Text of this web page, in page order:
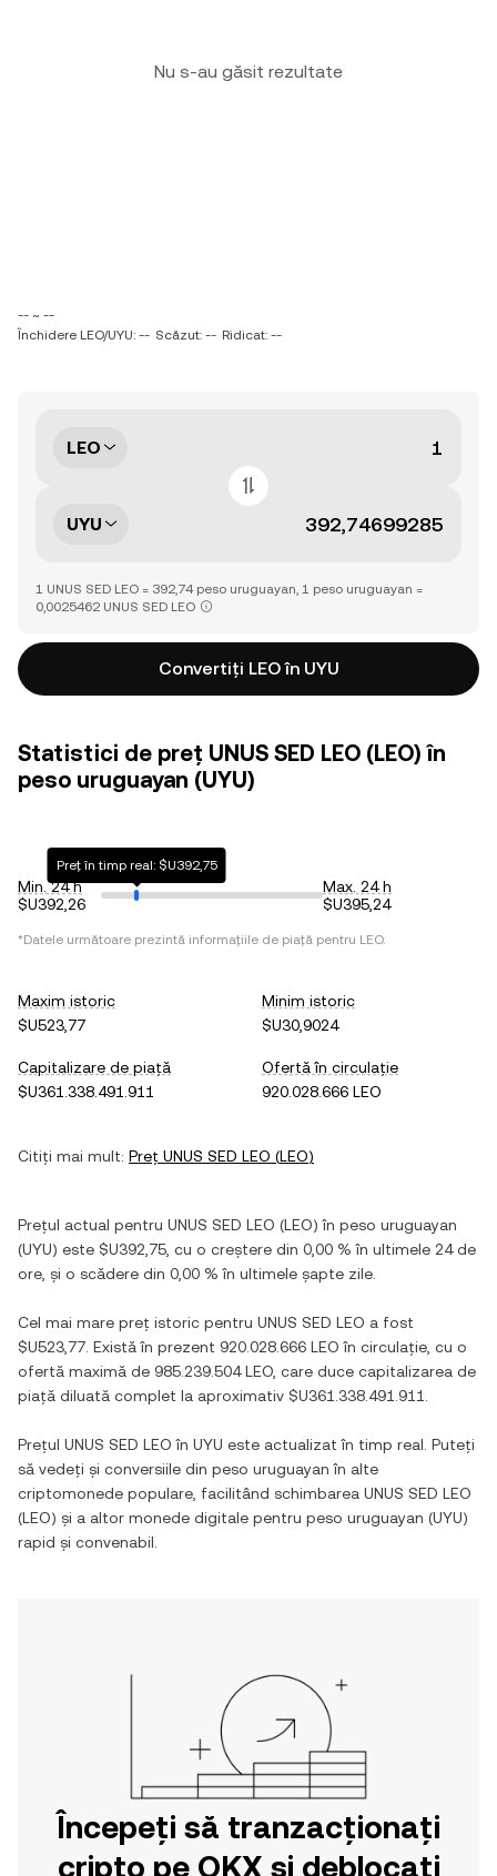
Nu s-au găsit rezultate
-- ~ --
Închidere LEO/UYU: -- Scăzut: -- Ridicat: --
LEO
UYU
1 UNUS SED LEO = 392,74 peso uruguayan, 1 peso uruguayan =
0,0025462 UNUS SED LEO
Convertiți LEO în UYU
Statistici de preț UNUS SED LEO (LEO) în
peso uruguayan (UYU)
Min. 24 h
$U392,26
Preț în timp real: $U392,75
Max. 24 h
$U395,24
*Datele următoare prezintă informațiile de piață pentru LEO.
Maxim istoric
$U523,77
Minim istoric
$U30,9024
Capitalizare de piață
$U361.338.491.911
Ofertă în circulație
920.028.666 LEO
Citiți mai mult: Preț UNUS SED LEO (LEO)
Prețul actual pentru UNUS SED LEO (LEO) în peso uruguayan
(UYU) este $U392,75 , cu o creștere din 0,00 % în ultimele 24 de
ore, și o scădere din 0,00 % în ultimele șapte zile.
Cel mai mare preț istoric pentru UNUS SED LEO a fost
$U523,77 . Există în prezent 920.028.666 LEO în circulație, cu o
ofertă maximă de 985.239.504 LEO , care duce capitalizarea de
piață diluată complet la aproximativ $U361.338.491.911
Prețul UNUS SED LEO în UYU este actualizat în timp real. Puteți
să vedeți și conversiile din peso uruguayan în alte
criptomonede populare, facilitând schimbarea UNUS SED LEO
(LEO) și a altor monede digitale pentru peso uruguayan (UYU)
rapid și convenabil.
Începeți să tranzacționați
cripto pe OKX și deblocați